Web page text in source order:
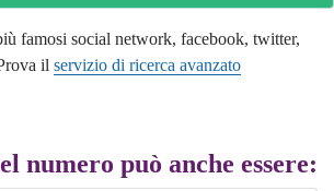
famosi social network, facebook, twitter,
il servizio di ricerca avanzato
numero può anche essere: